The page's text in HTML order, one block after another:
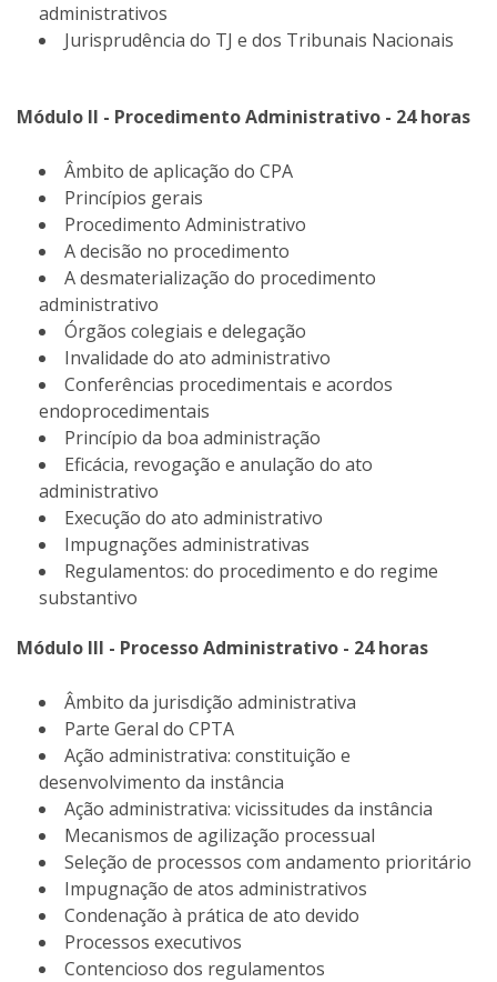
administrativos
Jurisprudência do TJ e dos Tribunais Nacionais
Módulo II - Procedimento Administrativo - 24 horas
Âmbito de aplicação do CPA
Princípios gerais
Procedimento Administrativo
A decisão no procedimento
A desmaterialização do procedimento
administrativo
Órgãos colegiais e delegação
Invalidade do ato administrativo
Conferências procedimentais e acordos
endoprocedimentais
Princípio da boa administração
Eficácia, revogação e anulação do ato
administrativo
Execução do ato administrativo
Impugnações administrativas
Regulamentos: do procedimento e do regime
substantivo
Módulo III - Processo Administrativo - 24 horas
Âmbito da jurisdição administrativa
Parte Geral do CPTA
Ação administrativa: constituição e
desenvolvimento da instância
Ação administrativa: vicissitudes da instância
Mecanismos de agilização processual
Seleção de processos com andamento prioritário
Impugnação de atos administrativos
Condenação à prática de ato devido
Processos executivos
Contencioso dos regulamentos